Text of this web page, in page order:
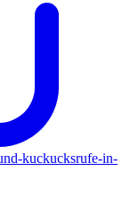
kuckucksrufe-in-